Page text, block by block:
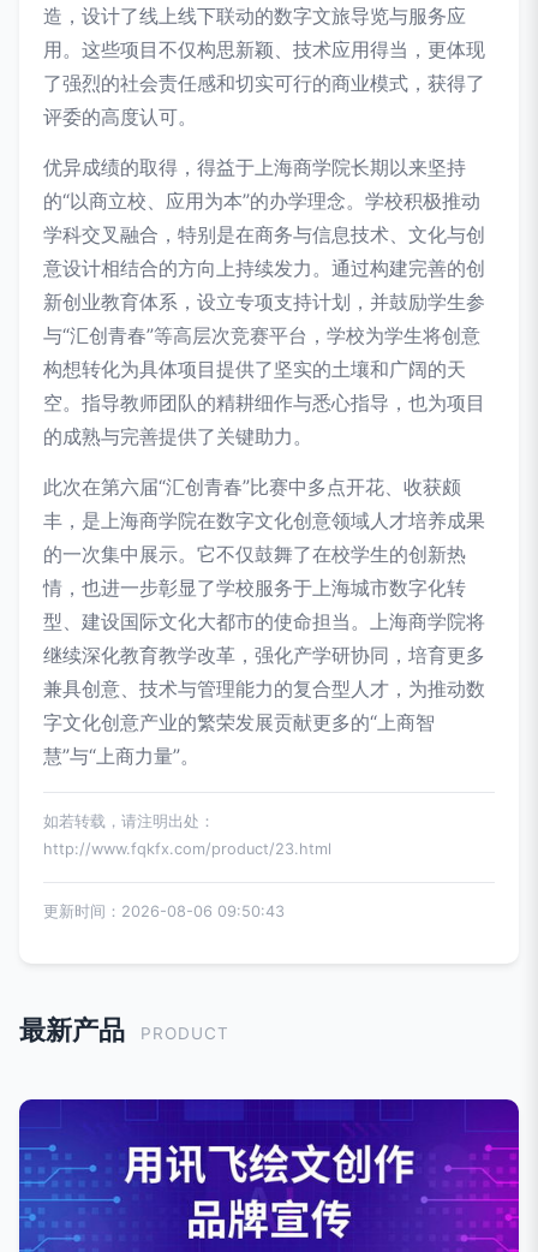
造，设计了线上线下联动的数字文旅导览与服务应
用。这些项目不仅构思新颖、技术应用得当，更体现
了强烈的社会责任感和切实可行的商业模式，获得了
评委的高度认可。
优异成绩的取得，得益于上海商学院长期以来坚持
的“以商立校、应用为本”的办学理念。学校积极推动
学科交叉融合，特别是在商务与信息技术、文化与创
意设计相结合的方向上持续发力。通过构建完善的创
新创业教育体系，设立专项支持计划，并鼓励学生参
与“汇创青春”等高层次竞赛平台，学校为学生将创意
构想转化为具体项目提供了坚实的土壤和广阔的天
空。指导教师团队的精耕细作与悉心指导，也为项目
的成熟与完善提供了关键助力。
此次在第六届“汇创青春”比赛中多点开花、收获颇
丰，是上海商学院在数字文化创意领域人才培养成果
的一次集中展示。它不仅鼓舞了在校学生的创新热
情，也进一步彰显了学校服务于上海城市数字化转
型、建设国际文化大都市的使命担当。上海商学院将
继续深化教育教学改革，强化产学研协同，培育更多
兼具创意、技术与管理能力的复合型人才，为推动数
字文化创意产业的繁荣发展贡献更多的“上商智
慧”与“上商力量”。
如若转载，请注明出处：
http://www.fqkfx.com/product/23.html
更新时间：2026-08-06 09:50:43
最新产品 PRODUCT